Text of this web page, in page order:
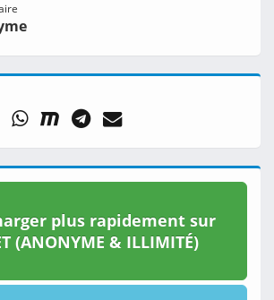
plus rapidement sur
(ANONYME & ILLIMITÉ)